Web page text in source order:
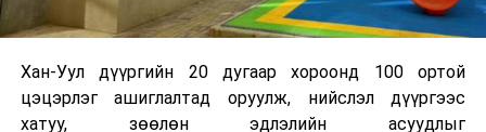
Хан-Уул дүүргийн 20 дугаар хороонд 100 ортой
цэцэрлэг ашиглалтад оруулж, нийслэл дүүргээс
хатуу, зөөлөн эдлэлийн асуудлыг